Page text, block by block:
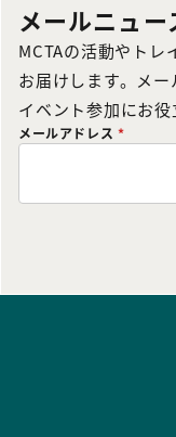
メールニュー
MCTAの活動やトレ
お届けします。メ
イベント参加にお役
メールアドレス *